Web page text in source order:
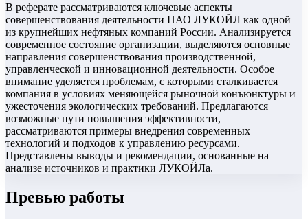
В реферате рассматриваются ключевые аспекты
совершенствования деятельности ПАО ЛУКОЙЛ как одной
из крупнейших нефтяных компаний России. Анализируется
современное состояние организации, выделяются основные
направления совершенствования производственной,
управленческой и инновационной деятельности. Особое
внимание уделяется проблемам, с которыми сталкивается
компания в условиях меняющейся рыночной конъюнктуры и
ужесточения экологических требований. Предлагаются
возможные пути повышения эффективности,
рассматриваются примеры внедрения современных
технологий и подходов к управлению ресурсами.
Представлены выводы и рекомендации, основанные на
анализе источников и практики ЛУКОЙЛа.
Превью работы